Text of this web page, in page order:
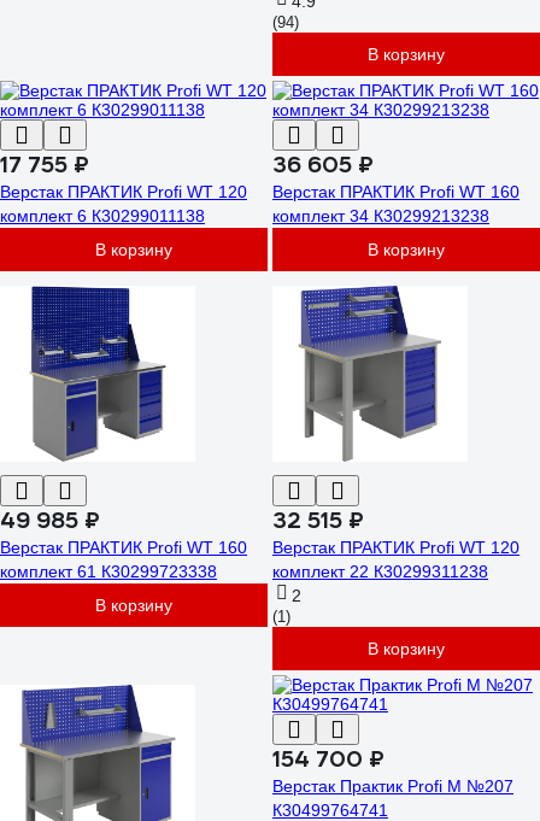
(94)
В корзину
17 755 ₽
Верстак ПРАКТИК Profi WT 120
комплект 6 К30299011138
В корзину
36 605 ₽
Верстак ПРАКТИК Profi WT 160
комплект 34 К30299213238
В корзину
49 985 ₽
Верстак ПРАКТИК Profi WT 160
комплект 61 К30299723338
В корзину
32 515 ₽
Верстак ПРАКТИК Profi WT 120
комплект 22 К30299311238
2
(1)
В корзину
154 700 ₽
Верстак Практик Profi M №207
К30499764741